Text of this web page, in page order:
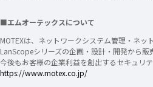
■エムオーテックスについて
MOTEXは、ネットワークシステム管理・ネッ
LanScopeシリーズの企画・設計・開発から販
今後もお客様の企業利益を創出するセキュリテ
https://www.motex.co.jp/